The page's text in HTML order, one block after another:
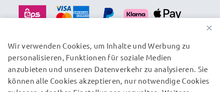
UNSERE VERSANDPARTNER
×
Wir verwenden Cookies, um Inhalte und Werbung zu
personalisieren, Funktionen für soziale Medien
anzubieten und unseren Datenverkehr zu analysieren. Sie
können alle Cookies akzeptieren, nur notwendige Cookies